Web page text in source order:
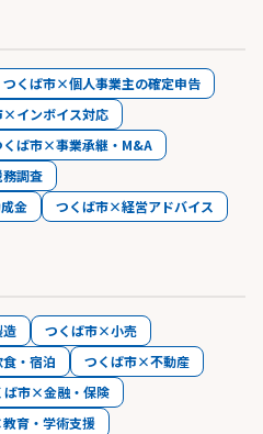
つくば市×個人事業主の確定申告
×インボイス対応
くば市×事業承継・M&A
調査
金
つくば市×経営アドバイス
つくば市×小売
・宿泊
つくば市×不動産
ば市×金融・保険
育・学術支援